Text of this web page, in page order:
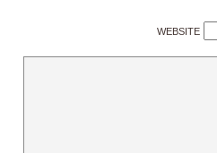
WEBSITE